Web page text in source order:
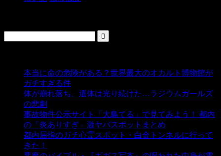
本当に命の危険がある？世界最大のオカルト博物館が
ガチすぎる件
体が崩れ落ち、遺体は光り続けた…ラジウムガールズ
の悲劇
事故物件公示サイト「大島てる」で見てみよう！ 都内
の「炎ありすぎ」激ヤバスポットまとめ
都内屈指のガチ心霊スポット・白金トンネルに行って
きた！